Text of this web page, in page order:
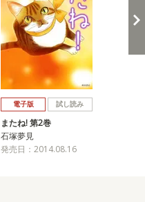
電子版 試し読み
またね! 第2巻
石塚夢見
発売日：2014.08.16